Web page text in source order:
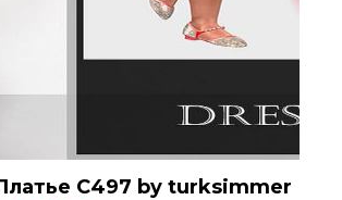
C497 by turksimmer